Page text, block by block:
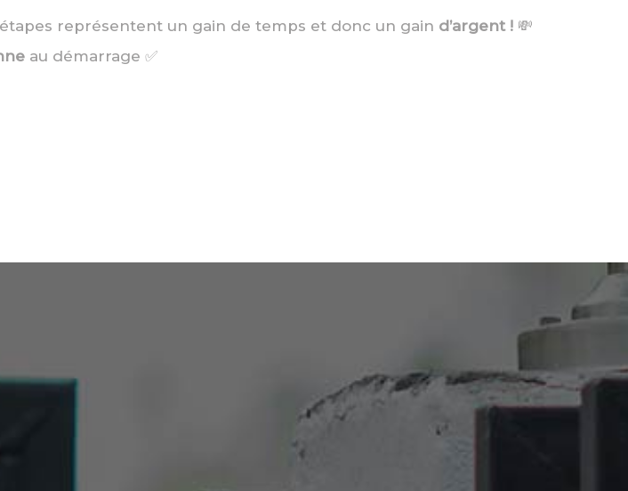
représentent un gain de temps et donc un gain d’argent ! 💸
au démarrage ✅